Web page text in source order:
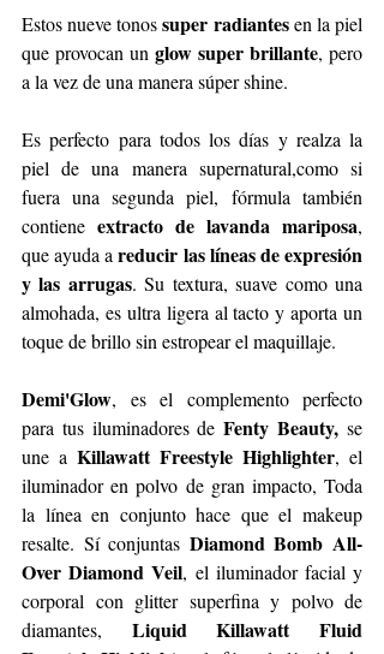
Estos nueve tonos super radiantes en la piel
que provocan un glow super brillante, pero
a la vez de una manera súper shine.
Es perfecto para todos los días y realza la
piel de una manera supernatural,como si
fuera una segunda piel, fórmula también
contiene extracto de lavanda mariposa,
que ayuda a reducir las líneas de expresión
y las arrugas. Su textura, suave como una
almohada, es ultra ligera al tacto y aporta un
toque de brillo sin estropear el maquillaje.
Demi'Glow, es el complemento perfecto
para tus iluminadores de Fenty Beauty, se
une a Killawatt Freestyle Highlighter, el
iluminador en polvo de gran impacto, Toda
la línea en conjunto hace que el makeup
resalte. Sí conjuntas Diamond Bomb All-
Over Diamond Veil, el iluminador facial y
corporal con glitter superfina y polvo de
diamantes, Liquid Killawatt Fluid